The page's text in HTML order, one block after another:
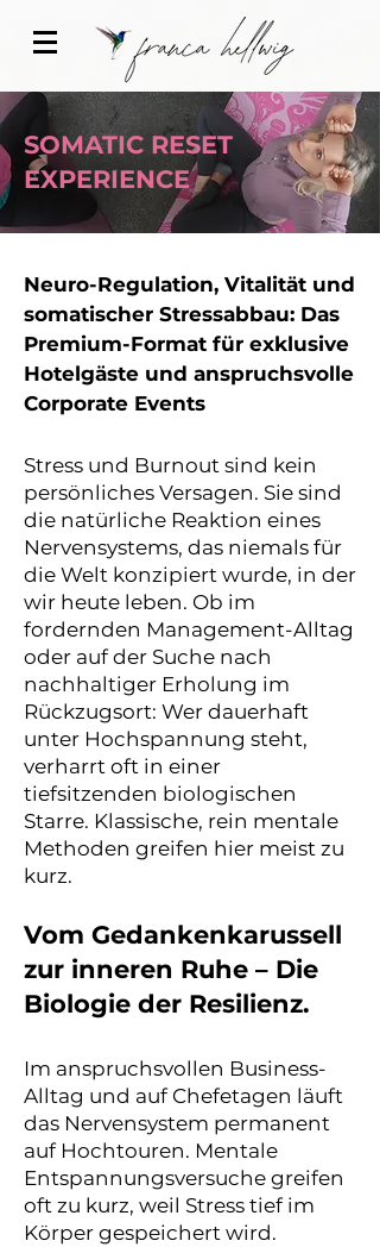
SOMATIC RESET
EXPERIENCE
Neuro-Regulation, Vitalität und
somatischer Stressabbau: Das
Premium-Format für exklusive
Hotelgäste und anspruchsvolle
Corporate Events
Stress und Burnout sind kein
persönliches Versagen. Sie sind
die natürliche Reaktion eines
Nervensystems, das niemals für
die Welt konzipiert wurde, in der
wir heute leben. Ob im
fordernden Management-Alltag
oder auf der Suche nach
nachhaltiger Erholung im
Rückzugsort: Wer dauerhaft
unter Hochspannung steht,
verharrt oft in einer
tiefsitzenden biologischen
Starre. Klassische, rein mentale
Methoden greifen hier meist zu
kurz.
Vom Gedankenkarussell
zur inneren Ruhe – Die
Biologie der Resilienz.
Im anspruchsvollen Business-
Alltag und auf Chefetagen läuft
das Nervensystem permanent
auf Hochtouren. Mentale
Entspannungsversuche greifen
oft zu kurz, weil Stress tief im
Körper gespeichert wird.